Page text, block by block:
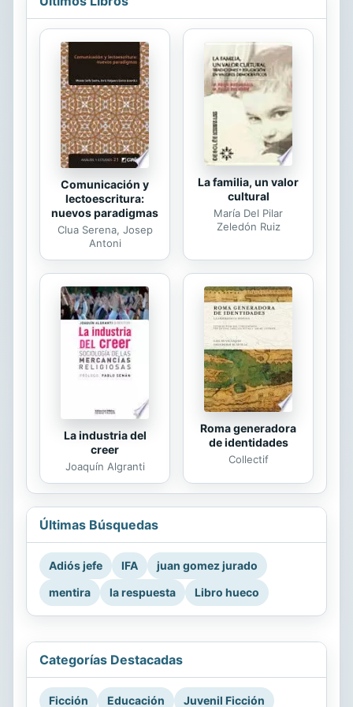
simplemente, un hombre de
montaña. Ahora, le debo a mi amigo
proteger a su hermana. Excepto que
estar cerca de Indi hace trizas mi
determinación, ya que me tienta a
cada paso. Cada día es un tormento
insoportable; y mi honor, mi fuerza
de voluntad, ...están a punto de
estallar. Bienvenidos a Alfa...
Comunicación y
lectoescritura:
nuevos paradigmas
Clua Serena, Josep
Antoni
La familia, un valor
cultural
María Del Pilar
Zeledón Ruiz
La industria del
creer
Joaquín Algranti
Roma generadora
de identidades
Collectif
Últimas Búsquedas
Adiós jefe IFA
juan gomez jurado
mentira
la respuesta Libro hueco
Categorías Destacadas
Ficción Educación Juvenil Ficción